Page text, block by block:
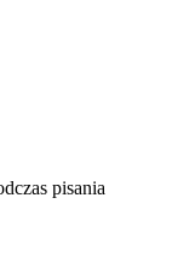
pisania